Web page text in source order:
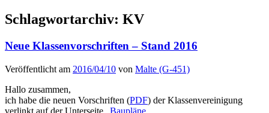
Schlagwortarchiv: KV
Neue Klassenvorschriften – Stand 2016
Veröffentlicht am 2016/04/10 von Malte (G-451)
Hallo zusammen,
ich habe die neuen Vorschriften (PDF) der Klassenvereinigung
verlinkt auf der Unterseite „ Baupläne